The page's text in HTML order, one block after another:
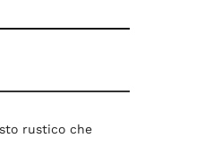
rustico che